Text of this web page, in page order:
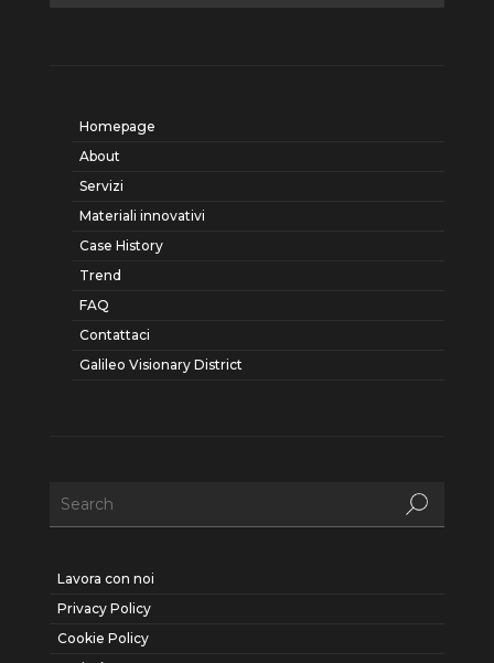
Homepage
About
Servizi
Materiali innovativi
Case History
Trend
FAQ
Contattaci
Galileo Visionary District
Lavora con noi
Privacy Policy
Cookie Policy